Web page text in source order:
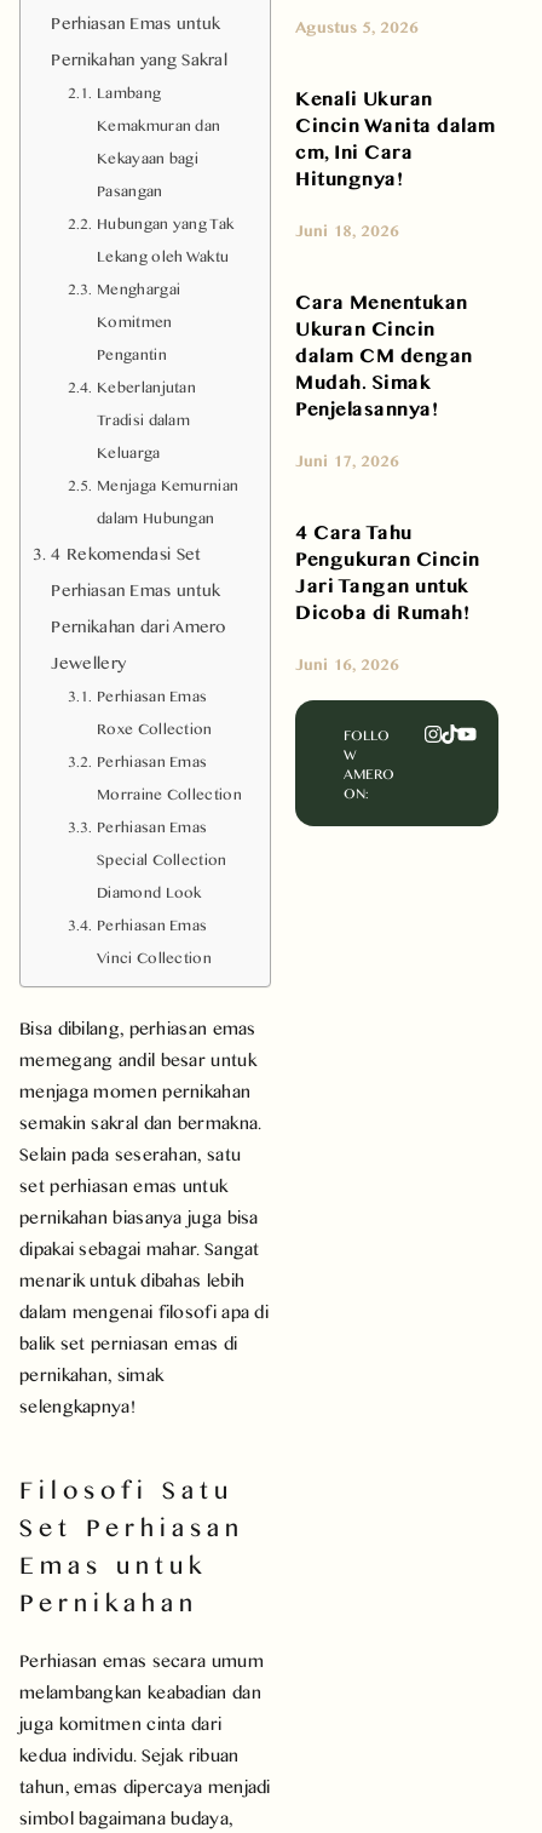
Perhiasan Emas untuk
Pernikahan yang Sakral
Lambang
Kemakmuran dan
Kekayaan bagi
Pasangan
Hubungan yang Tak
Lekang oleh Waktu
Menghargai
Komitmen
Pengantin
Keberlanjutan
Tradisi dalam
Keluarga
Menjaga Kemurnian
dalam Hubungan
4 Rekomendasi Set
Perhiasan Emas untuk
Pernikahan dari Amero
Jewellery
Perhiasan Emas
Roxe Collection
Perhiasan Emas
Morraine Collection
Perhiasan Emas
Special Collection
Diamond Look
Perhiasan Emas
Vinci Collection
Bisa dibilang, perhiasan emas
memegang andil besar untuk
menjaga momen pernikahan
semakin sakral dan bermakna.
Selain pada seserahan, satu
set perhiasan emas untuk
pernikahan biasanya juga bisa
dipakai sebagai mahar. Sangat
menarik untuk dibahas lebih
dalam mengenai filosofi apa di
balik set perniasan emas di
pernikahan, simak
selengkapnya!
Filosofi Satu
Set Perhiasan
Emas untuk
Pernikahan
Perhiasan emas secara umum
melambangkan keabadian dan
juga komitmen cinta dari
kedua individu. Sejak ribuan
tahun, emas dipercaya menjadi
simbol bagaimana budaya,
Agustus 5, 2026
Kenali Ukuran
Cincin Wanita dalam
cm, Ini Cara
Hitungnya!
Juni 18, 2026
Cara Menentukan
Ukuran Cincin
dalam CM dengan
Mudah. Simak
Penjelasannya!
Juni 17, 2026
4 Cara Tahu
Pengukuran Cincin
Jari Tangan untuk
Dicoba di Rumah!
Juni 16, 2026
FOLLO
W
AMERO
ON: